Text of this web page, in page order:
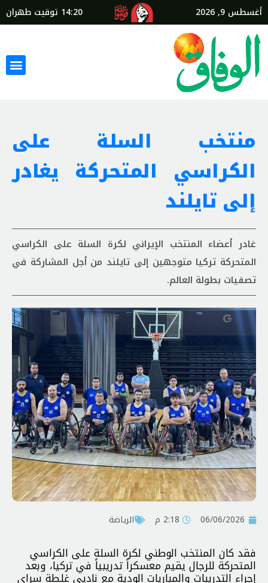
أغسطس 9, 2026 14:20 توقيت طهران
منتخب السلة على
الكراسي المتحركة يغادر
إلى تايلند
غادر أعضاء المنتخب الإيراني لكرة السلة على الكراسي
المتحركة تركيا متوجهين إلى تايلند من أجل المشاركة في
تصفيات بطولة العالم.
06/06/2026 2:18 م الرياضة
فقد كان المنتخب الوطني لكرة السلة على الكراسي
المتحركة للرجال يقيم معسكراً تدريبياً في تركيا، وبعد
إجراء التدريبات والمباريات الودية مع ناديي غلطة سراي